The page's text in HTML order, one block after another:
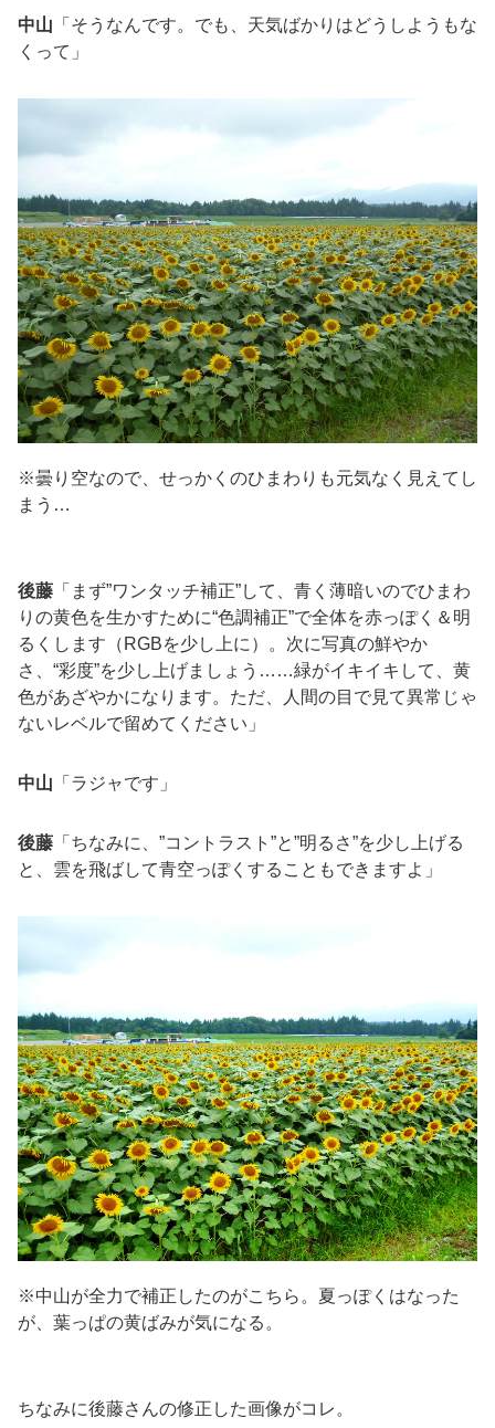
中山 「そうなんです。でも、天気ばかりはどうしようもな
くって」
※曇り空なので、せっかくのひまわりも元気なく見えてし
まう…
後藤 「まず”ワンタッチ補正”して、青く薄暗いのでひまわ
りの黄色を生かすために“色調補正”で全体を赤っぽく＆明
るくします（RGBを少し上に）。次に写真の鮮やか
さ、“彩度”を少し上げましょう……緑がイキイキして、黄
色があざやかになります。ただ、人間の目で見て異常じゃ
ないレベルで留めてください」
中山 「ラジャです」
後藤 「ちなみに、”コントラスト”と”明るさ”を少し上げる
と、雲を飛ばして青空っぽくすることもできますよ」
※中山が全力で補正したのがこちら。夏っぽくはなった
が、葉っぱの黄ばみが気になる。
ちなみに後藤さんの修正した画像がコレ。